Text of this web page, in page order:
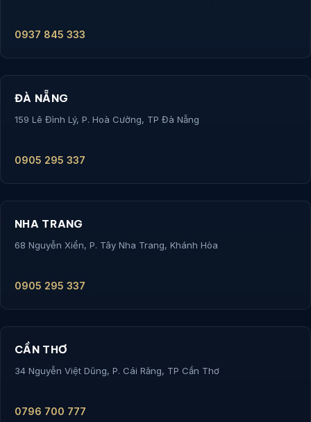
0937 845 333
ĐÀ NẴNG
159 Lê Đình Lý, P. Hoà Cường, TP Đà Nẵng
0905 295 337
NHA TRANG
68 Nguyễn Xiển, P. Tây Nha Trang, Khánh Hòa
0905 295 337
CẦN THƠ
34 Nguyễn Việt Dũng, P. Cái Răng, TP Cần Thơ
0796 700 777